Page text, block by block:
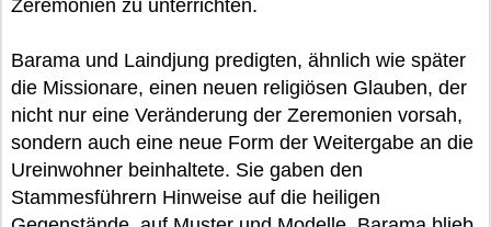
Zeremonien zu unterrichten.
Barama und Laindjung predigten, ähnlich wie später
die Missionare, einen neuen religiösen Glauben, der
nicht nur eine Veränderung der Zeremonien vorsah,
sondern auch eine neue Form der Weitergabe an die
Ureinwohner beinhaltete. Sie gaben den
Stammesführern Hinweise auf die heiligen